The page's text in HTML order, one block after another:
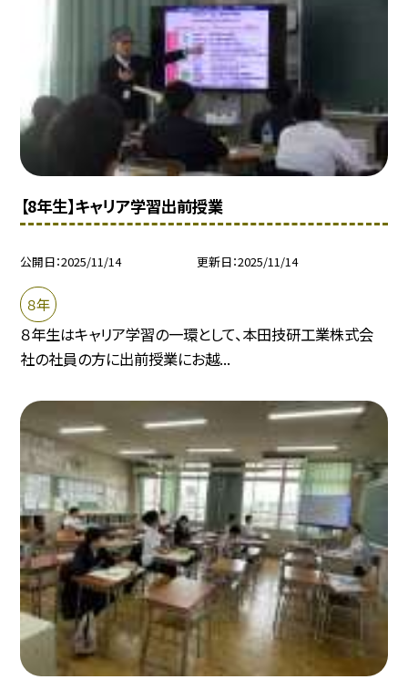
【8年生】キャリア学習出前授業
公開日 2025/11/14 更新日 2025/11/14
８年
８年生はキャリア学習の一環として、本田技研工業株式会
社の社員の方に出前授業にお越...